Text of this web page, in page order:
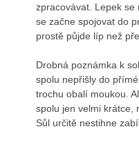
zpracovávat. Lepek
se začne spojovat do
prostě půjde líp než
Drobná poznámka k
spolu nepřišly do
trochu obalí moukou.
spolu jen velmi krátce,
Sůl určitě nestihne